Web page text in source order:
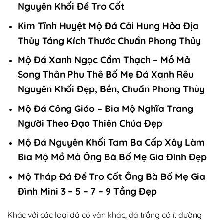
Nguyên Khối Để Tro Cốt
Kim Tĩnh Huyệt Mộ Đá Cải Hung Hỏa Địa
Thủy Táng Kích Thước Chuẩn Phong Thủy
Mộ Đá Xanh Ngọc Cẩm Thạch – Mồ Mả
Song Thân Phu Thê Bố Mẹ Đá Xanh Rêu
Nguyên Khối Đẹp, Bền, Chuẩn Phong Thủy
Mộ Đá Công Giáo – Bia Mộ Nghĩa Trang
Người Theo Đạo Thiên Chúa Đẹp
Mộ Đá Nguyên Khối Tam Ba Cấp Xây Làm
Bia Mộ Mồ Mả Ông Bà Bố Mẹ Gia Đình Đẹp
Mộ Tháp Đá Để Tro Cốt Ông Bà Bố Mẹ Gia
Đình Mini 3 – 5 – 7 – 9 Tầng Đẹp
Khác với các loại đá có vân khác, đá trắng có ít đường